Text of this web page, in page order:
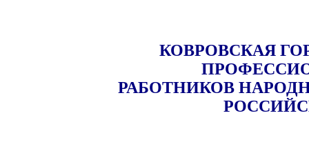
КОВРОВСКАЯ
РАБОТНИКОВ